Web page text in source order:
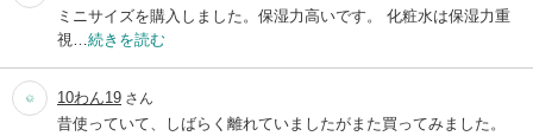
ミニサイズを購入しました。保湿力高いです。 化粧水は保湿力重
視… 続きを読む
10わん19 さん
昔使っていて、しばらく離れていましたがまた買ってみました。